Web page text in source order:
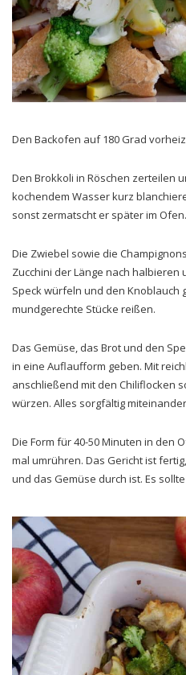
Den Backofen auf 180 Grad
Den Brokkoli in Röschen zerteilen
kochendem Wasser kurz
sonst zermatscht er später im Ofen.
Die Zwiebel sowie die
Zucchini der Länge nach halbieren
Speck würfeln und den Knoblauch
mundgerechte Stücke reißen.
Das Gemüse, das Brot und den
in eine Auflaufform geben. Mit
anschließend mit den Chiliflocken
würzen. Alles sorgfältig
Die Form für 40-50 Minuten in den
mal umrühren. Das Gericht ist
und das Gemüse durch ist. Es